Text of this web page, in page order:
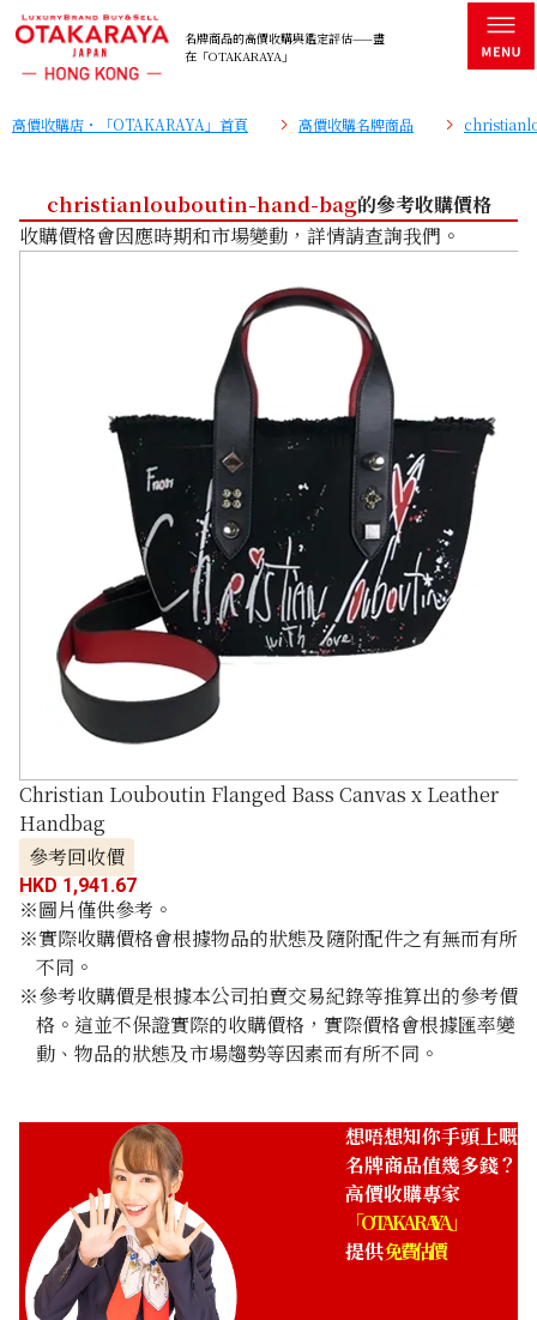
名牌商品的高價收購與鑑定評估——盡
在「OTAKARAYA」
高價收購店・「OTAKARAYA」首頁 高價收購名牌商品
christianlouboutin-hand-bag的參考收購價格
收購價格會因應時期和市場變動，詳情請查詢我們。
Christian Louboutin Flanged Bass Canvas x Leather
Handbag
參考回收價
HKD 1,941.67
※圖片僅供參考。
※實際收購價格會根據物品的狀態及隨附配件之有無而有所
不同。
※參考收購價是根據本公司拍賣交易紀錄等推算出的參考價
格。這並不保證實際的收購價格，實際價格會根據匯率變
動、物品的狀態及市場趨勢等因素而有所不同。
想唔想知你手頭上嘅
名牌商品值幾多錢？
高價收購專家
「OTAKARAYA」
提供免費估價